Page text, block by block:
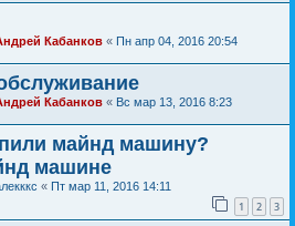
Кабанков « Пн апр 04, 2016 20:54
Кабанков « Вс мар 13, 2016 8:23
майнд машину?
машине
« Пт мар 11, 2016 14:11
1 2 3